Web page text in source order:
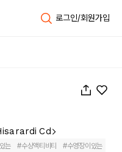
로그인/회원가입
Cd
는 #수상액티비티 #수영장이있는